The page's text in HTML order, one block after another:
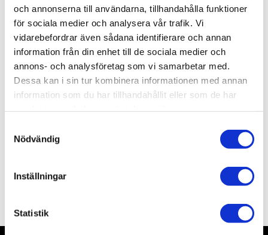
och annonserna till användarna, tillhandahålla funktioner
för sociala medier och analysera vår trafik. Vi
vidarebefordrar även sådana identifierare och annan
information från din enhet till de sociala medier och
annons- och analysföretag som vi samarbetar med.
Dessa kan i sin tur kombinera informationen med annan
information som du har tillhandahållit eller som de har
e
Nödvändig
Inställningar
Statistik
Lägg till i favoriter
Lagerstatus
1 st i lager
skickas från oss inom 0-1 vardagar